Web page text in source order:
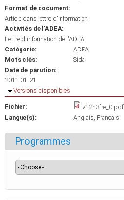
Format de document:
Article dans lettre d'information
Activités de l'ADEA:
Lettre d'information de l'ADEA
Catégorie:
ADEA
Mots clés:
Sida
Date de parution:
2011-01-21
Masquer
Versions disponibles
Fichier:
v12n3fre_0.pdf
Langue(s):
Anglais Français
Programmes